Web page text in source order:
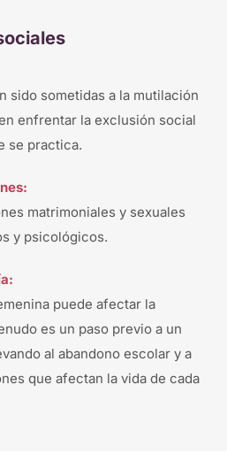
sido sometidas a la mutilación
enfrentar la exclusión social
se practica.
matrimoniales y sexuales
y psicológicos.
puede afectar la
es un paso previo a un
al abandono escolar y a
que afectan la vida de cada